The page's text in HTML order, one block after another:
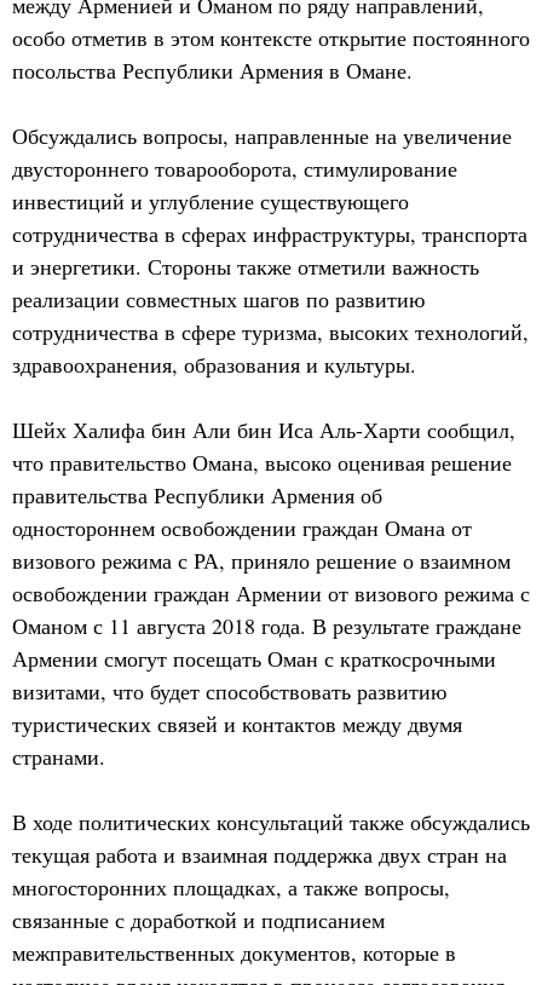
особо отметив в этом контексте открытие постоянного
посольства Республики Армения в Омане.
Обсуждались вопросы, направленные на увеличение
двустороннего товарооборота, стимулирование
инвестиций и углубление существующего
сотрудничества в сферах инфраструктуры, транспорта
и энергетики. Стороны также отметили важность
реализации совместных шагов по развитию
сотрудничества в сфере туризма, высоких технологий,
здравоохранения, образования и культуры.
Шейх Халифа бин Али бин Иса Аль-Харти сообщил,
что правительство Омана, высоко оценивая решение
правительства Республики Армения об
одностороннем освобождении граждан Омана от
визового режима с РА, приняло решение о взаимном
освобождении граждан Армении от визового режима с
Оманом с 11 августа 2018 года. В результате граждане
Армении смогут посещать Оман с краткосрочными
визитами, что будет способствовать развитию
туристических связей и контактов между двумя
странами.
В ходе политических консультаций также обсуждались
текущая работа и взаимная поддержка двух стран на
многосторонних площадках, а также вопросы,
связанные с доработкой и подписанием
межправительственных документов, которые в